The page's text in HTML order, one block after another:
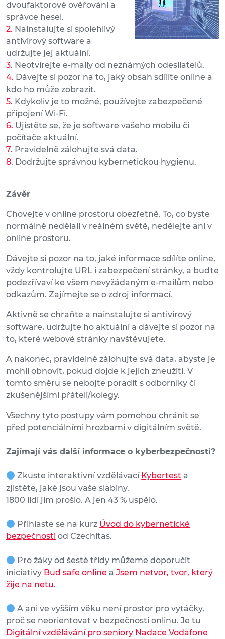
dvoufaktorové ověřování a
správce hesel.
Nainstalujte si spolehlivý
antivirový software a
udržujte jej aktuální.
Neotvírejte e-maily od neznámých odesílatelů.
Dávejte si pozor na to, jaký obsah sdílíte online a
kdo ho může zobrazit.
Kdykoliv je to možné, používejte zabezpečené
připojení Wi-Fi.
Ujistěte se, že je software vašeho mobilu či
počítače aktuální.
Pravidelně zálohujte svá data.
Dodržujte správnou kybernetickou hygienu.
Závěr
Chovejte v online prostoru obezřetně. To, co byste
normálně nedělali v reálném světě, nedělejte ani v
online prostoru.
Dávejte si pozor na to, jaké informace sdílíte online,
vždy kontrolujte URL i zabezpečení stránky, a buďte
podezřívaví ke všem nevyžádaným e-mailům nebo
odkazům. Zajímejte se o zdroj informací.
Aktivně se chraňte a nainstalujte si antivirový
software, udržujte ho aktuální a dávejte si pozor na
to, které webové stránky navštěvujete.
A nakonec, pravidelně zálohujte svá data, abyste je
mohli obnovit, pokud dojde k jejich zneužití. V
tomto směru se nebojte poradit s odborníky či
zkušenějšími přáteli/kolegy.
Všechny tyto postupy vám pomohou chránit se
před potenciálními hrozbami v digitálním světě.
Zajímají vás další informace o kyberbezpečnosti?
Zkuste interaktivní vzdělávací Kybertest a
zjistěte, jaké jsou vaše slabiny.
1800 lidí jím prošlo. A jen 43 % uspělo.
Přihlaste se na kurz Úvod do kybernetické
bezpečnosti od Czechitas.
Pro žáky od šesté třídy můžeme doporučit
iniciativy Buď safe online a Jsem netvor, tvor, který
žije na netu.
A ani ve vyšším věku není prostor pro vytáčky,
proč se neorientovat v bezpečnosti onlinu. Je tu
Digitální vzdělávání pro seniory Nadace Vodafone